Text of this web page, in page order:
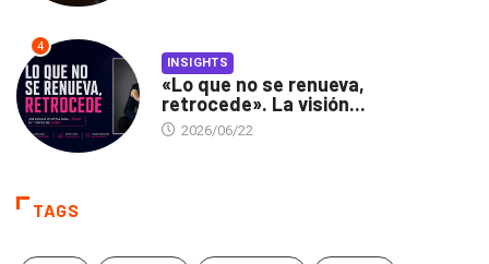
4
INSIGHTS
«Lo que no se renueva,
retrocede». La visión...
2026/06/22
TAGS